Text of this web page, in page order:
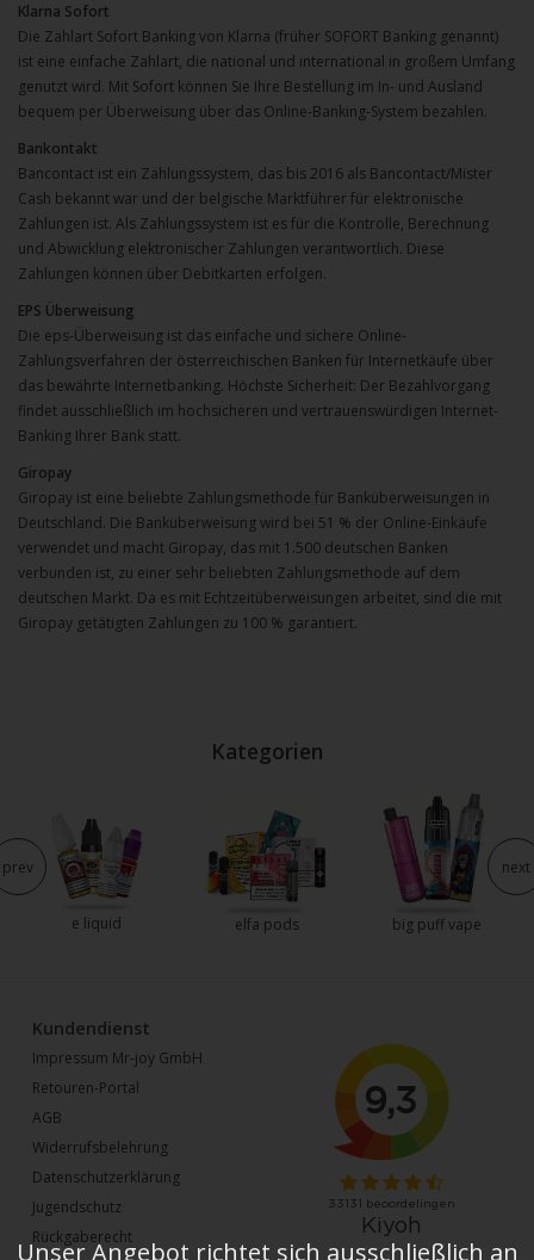
Klarna Sofort
Die Zahlart Sofort Banking von Klarna (früher SOFORT Banking genannt)
ist eine einfache Zahlart, die national und international in großem Umfang
genutzt wird. Mit Sofort können Sie Ihre Bestellung im In- und Ausland
bequem per Überweisung über das Online-Banking-System bezahlen.
Bankontakt
Bancontact ist ein Zahlungssystem, das bis 2016 als Bancontact/Mister
Cash bekannt war und der belgische Marktführer für elektronische
Zahlungen ist. Als Zahlungssystem ist es für die Kontrolle, Berechnung
und Abwicklung elektronischer Zahlungen verantwortlich. Diese
Zahlungen können über Debitkarten erfolgen.
EPS Überweisung
Die eps-Überweisung ist das einfache und sichere Online-
Zahlungsverfahren der österreichischen Banken für Internetkäufe über
das bewährte Internetbanking. Höchste Sicherheit: Der Bezahlvorgang
findet ausschließlich im hochsicheren und vertrauenswürdigen Internet-
Banking Ihrer Bank statt.
Giropay
Giropay ist eine beliebte Zahlungsmethode für Banküberweisungen in
Deutschland. Die Banküberweisung wird bei 51 % der Online-Einkäufe
verwendet und macht Giropay, das mit 1.500 deutschen Banken
verbunden ist, zu einer sehr beliebten Zahlungsmethode auf dem
deutschen Markt. Da es mit Echtzeitüberweisungen arbeitet, sind die mit
Giropay getätigten Zahlungen zu 100 % garantiert.
Kategorien
e liquid elfa pods big puff vape
prev next
Kundendienst
Impressum Mr-joy GmbH
Retouren-Portal
AGB
Widerrufsbelehrung
Datenschutzerklärung
Jugendschutz
Rückgaberecht
Unser Angebot richtet sich ausschließlich an